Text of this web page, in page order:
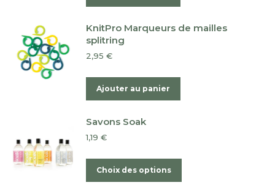
KnitPro Marqueurs de mailles
splitring
2,95 €
Ajouter au panier
Savons Soak
1,19 €
Choix des options
produit